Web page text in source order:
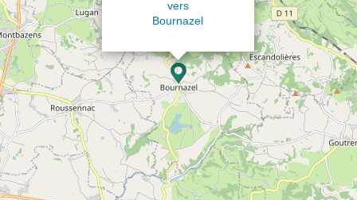
vers
Bournazel